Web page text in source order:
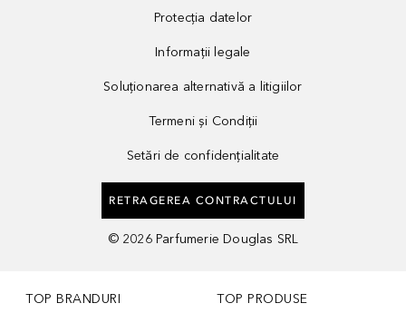
Protecția datelor
Informații legale
Soluționarea alternativă a litigiilor
Termeni și Condiții
Setări de confidențialitate
RETRAGEREA CONTRACTULUI
© 2026 Parfumerie Douglas SRL
TOP BRANDURI TOP PRODUSE